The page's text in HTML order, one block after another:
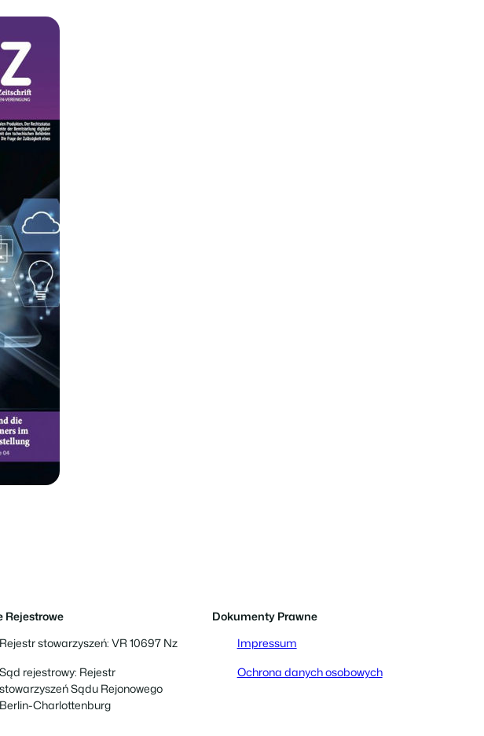
Rejestrowe
Rejestr stowarzyszeń: VR 10697 Nz
Sąd rejestrowy: Rejestr
stowarzyszeń Sądu Rejonowego
Berlin-Charlottenburg
Dokumenty Prawne
Impressum
Ochrona danych osobowych